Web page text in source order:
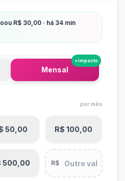
R$ 30,00 · há 34 min
Mensal
+impacto
por mês
50,00 R$ 100,00
500,00 R$